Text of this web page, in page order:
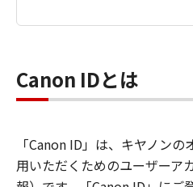
Canon IDとは
「Canon ID」は、キヤノン
用いただくためのユーザーア